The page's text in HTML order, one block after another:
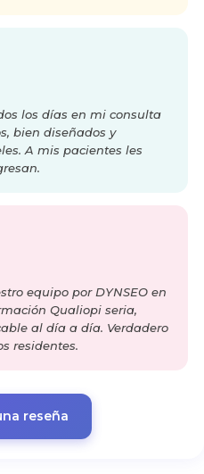
los días en mi consulta
bien diseñados y
A mis pacientes les
equipo por DYNSEO en
Qualiopi seria,
al día a día. Verdadero
residentes.
reseña